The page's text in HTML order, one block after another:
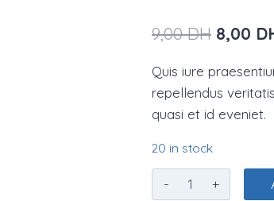
4.25out
of 5
customer
ratings
9,00DH
was:
9,00 DH.
8,00
Quis iure
repellendus
quasi et id eveniet.
20 in stock
CottoVer